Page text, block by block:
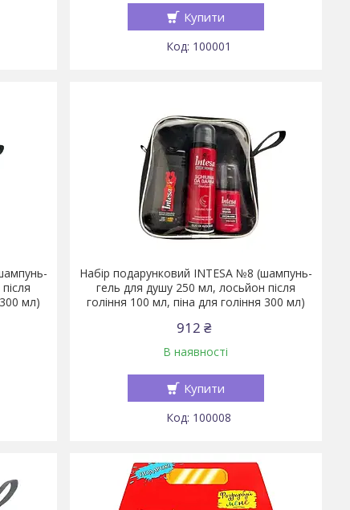
Купити
100001
мл)
Набір подарунковий INTESA №8 (шампунь-
гель для душу 250 мл, лосьйон після
гоління 100 мл, піна для гоління 300 мл)
912 ₴
В наявності
Купити
100008